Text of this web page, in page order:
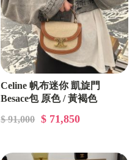
Celine 帆布迷你 凱旋門
Besace包 原色 / 黃褐色
$ 91,000
$ 71,850